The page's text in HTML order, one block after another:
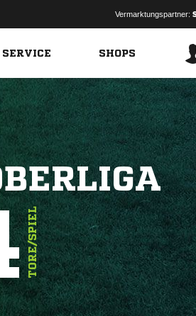
Vermarktungspartner:
SHOPS
TORE/SPIEL